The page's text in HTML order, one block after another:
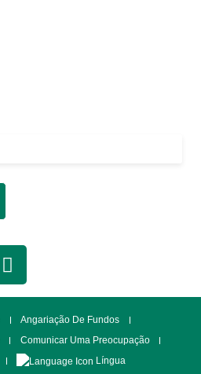
Angariação De Fundos
Comunicar Uma Preocupação
Língua